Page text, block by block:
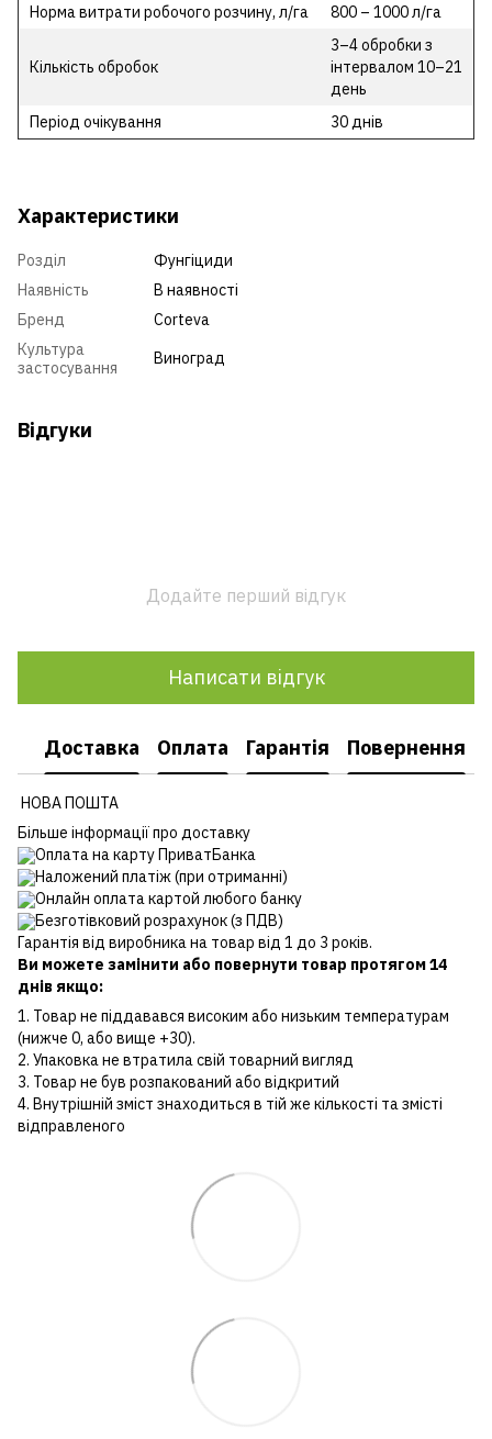
Норма витрати робочого розчину, л/га
800 – 1000 л/га
Кількість обробок
3–4 обробки з
інтервалом 10–21
день
Період очікування
30 днів
Характеристики
Розділ
Фунгіциди
Наявність
В наявності
Бренд
Corteva
Культура
застосування
Виноград
Відгуки
Додайте перший відгук
Написати відгук
Доставка Оплата Гарантія Повернення
НОВА ПОШТА
Більше інформації про доставку
Оплата на карту ПриватБанка
Наложений платіж (при отриманні)
Онлайн оплата картой любого банку
Безготівковий розрахунок (з ПДВ)
Гарантія від виробника на товар від 1 до 3 років.
Ви можете замінити або повернути товар протягом 14
днів якщо:
1. Товар не піддавався високим або низьким температурам
(нижче 0, або вище +30).
2. Упаковка не втратила свій товарний вигляд
3. Товар не був розпакований або відкритий
4. Внутрішній зміст знаходиться в тій же кількості та змісті
відправленого